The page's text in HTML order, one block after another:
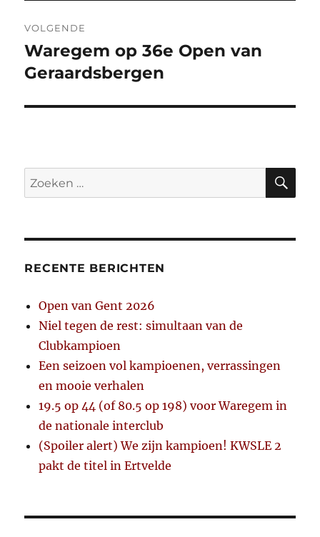
VOLGENDE
Volgend
bericht:
Waregem op 36e Open van
Geraardsbergen
Zoeken
naar:
RECENTE BERICHTEN
Open van Gent 2026
Niel tegen de rest: simultaan van de
Clubkampioen
Een seizoen vol kampioenen, verrassingen
en mooie verhalen
19.5 op 44 (of 80.5 op 198) voor Waregem in
de nationale interclub
(Spoiler alert) We zijn kampioen! KWSLE 2
pakt de titel in Ertvelde